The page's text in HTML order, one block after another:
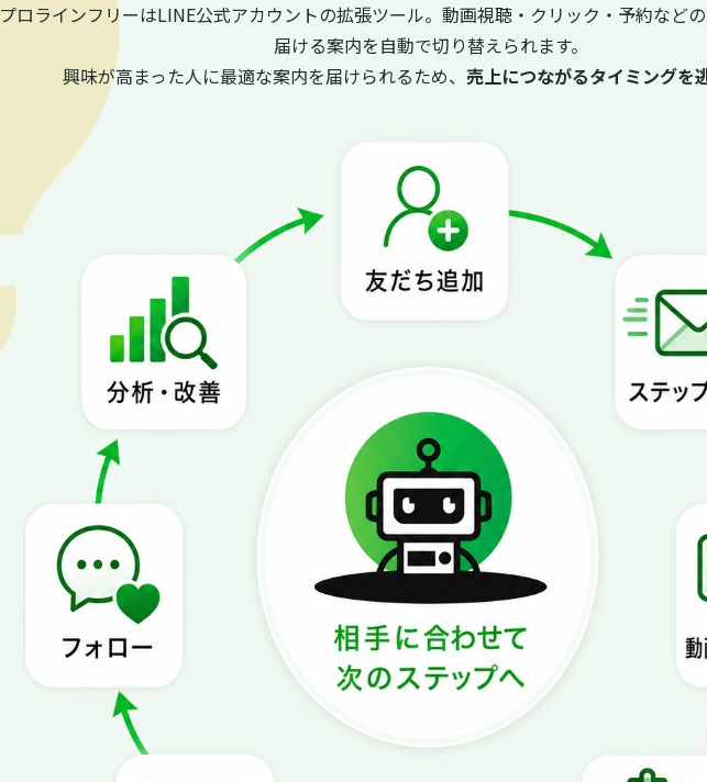
プロラインフリーはLINE公式アカウントの拡張ツール。動画視聴・クリック・予約など
届ける案内を自動で切り替えられます。
興味が高まった人に最適な案内を届けられるため、 売上につながるタイミングを